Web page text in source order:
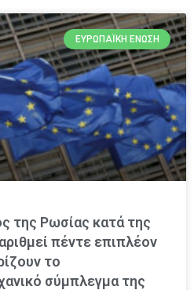
ΕΥΡΩΠΑΪΚΉ ΈΝΩΣΗ
της Ρωσίας κατά της
πέντε επιπλέον
το
σύμπλεγμα της